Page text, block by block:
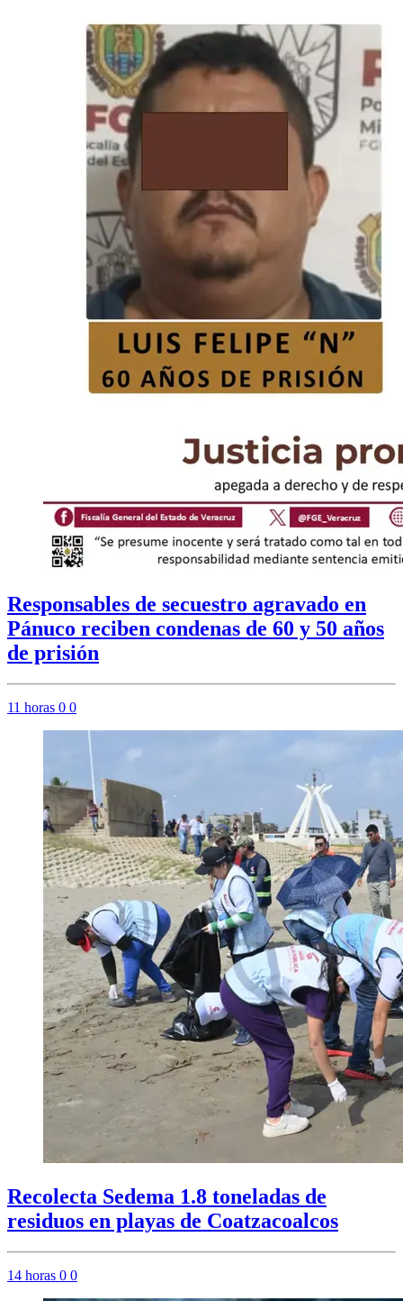
Responsables de secuestro agravado en
Pánuco reciben condenas de 60 y 50 años
de prisión
11 horas 0 0
Recolecta Sedema 1.8 toneladas de
residuos en playas de Coatzacoalcos
14 horas 0 0